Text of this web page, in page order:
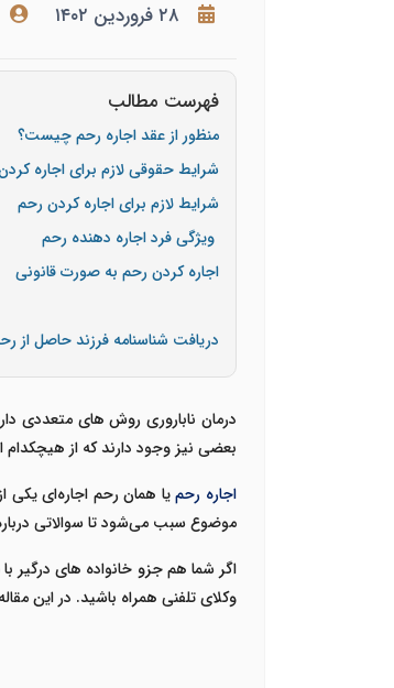
۲۸ فروردین ۱۴۰۲
فهرست مطالب
منظور از عقد اجاره رحم چیست؟
شرایط حقوقی لازم برای اجاره
شرایط لازم برای اجاره کردن رحم
ویژگی فرد اجاره دهنده رحم
اجاره کردن رحم به صورت قانونی
دریافت شناسنامه فرزند حاصل از
درمان ناباروری روش های متعددی
بعضی نیز وجود دارند که از
اجاره رحمیا همانرحم اجاره‌اییکی
موضوع سبب می‌شود تا سوالاتی
اگر شما هم جزو خانواده های درگیر
وکلای تلفنی همراه باشید. در این